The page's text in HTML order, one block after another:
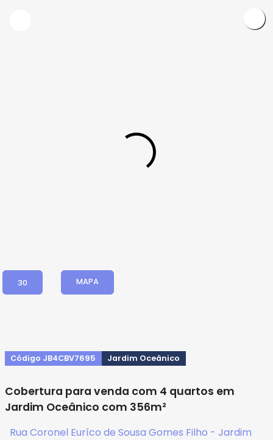
30 MAPA
Código JB4CBV7695 Jardim Oceânico
Cobertura para venda com 4 quartos em
Jardim Oceânico com 356m²
Rua Coronel Euríco de Sousa Gomes Filho - Jardim